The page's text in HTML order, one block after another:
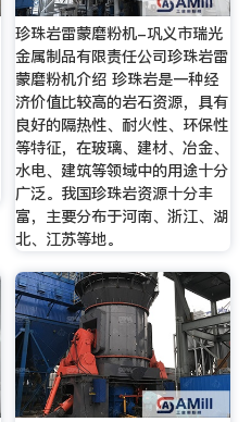
珍珠岩雷蒙磨粉机-巩义市瑞光
金属制品有限责任公司珍珠岩雷
蒙磨粉机介绍 珍珠岩是一种经
济价值比较高的岩石资源，具有
良好的隔热性、耐火性、环保性
等特征，在玻璃、建材、冶金、
水电、建筑等领域中的用途十分
广泛。我国珍珠岩资源十分丰
富，主要分布于河南、浙江、湖
北、江苏等地。